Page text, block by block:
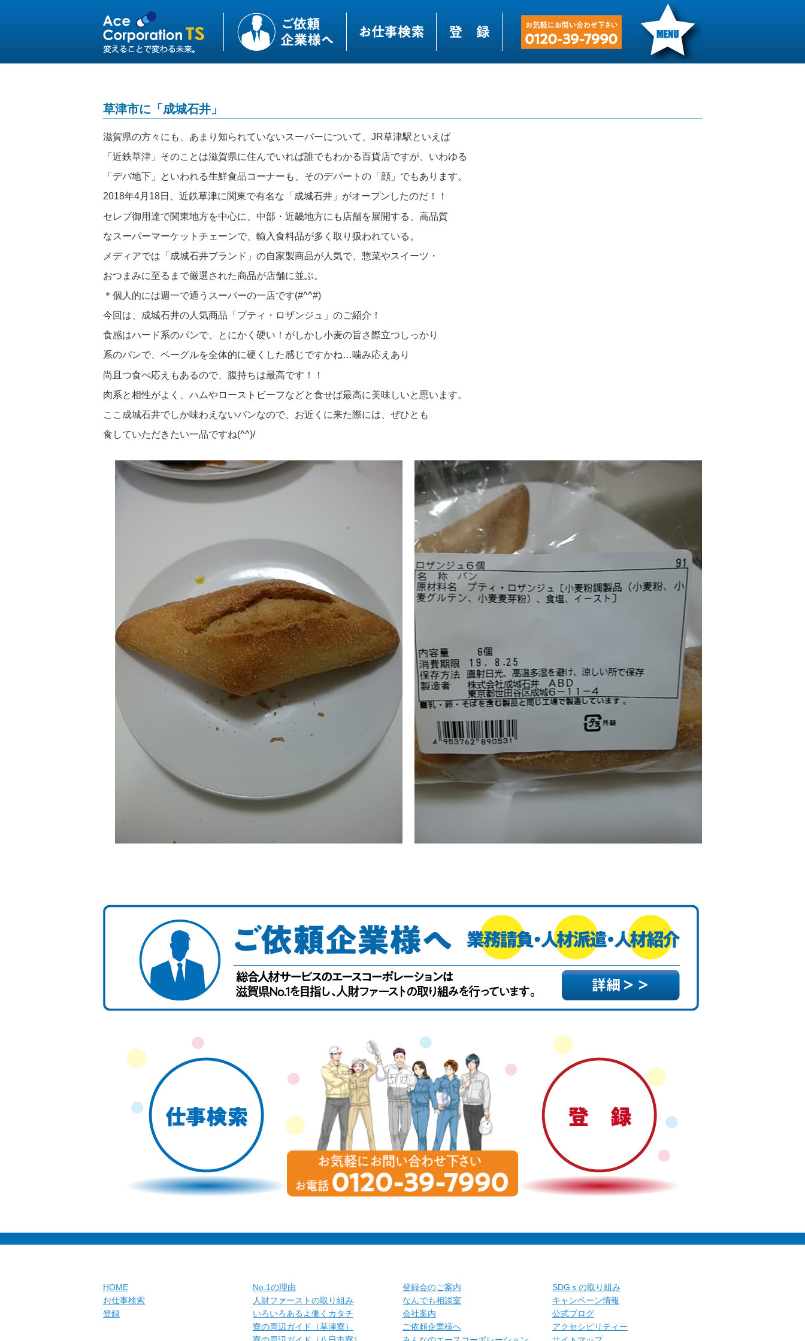
草津市に「成城石井」
滋賀県の方々にも、あまり知られていないスーパーについて、JR草津駅といえば
「近鉄草津」そのことは滋賀県に住んでいれば誰でもわかる百貨店ですが、いわゆる
「デパ地下」といわれる生鮮食品コーナーも、そのデパートの「顔」でもあります。
2018年4月18日、近鉄草津に関東で有名な「成城石井」がオープンしたのだ！！
セレブ御用達で関東地方を中心に、中部・近畿地方にも店舗を展開する、高品質
なスーパーマーケットチェーンで、輸入食料品が多く取り扱われている。
メディアでは「成城石井ブランド」の自家製商品が人気で、惣菜やスイーツ・
おつまみに至るまで厳選された商品が店舗に並ぶ。
＊個人的には週一で通うスーパーの一店です(#^^#)
今回は、成城石井の人気商品「プティ・ロザンジュ」のご紹介！
食感はハード系のパンで、とにかく硬い！がしかし小麦の旨さ際立つしっかり
系のパンで、ベーグルを全体的に硬くした感じですかね…噛み応えあり
尚且つ食べ応えもあるので、腹持ちは最高です！！
肉系と相性がよく、ハムやローストビーフなどと食せば最高に美味しいと思います。
ここ成城石井でしか味わえないパンなので、お近くに来た際には、ぜひとも
食していただきたい一品ですね(^^)/
HOME
お仕事検索
登録
No.1の理由
人財ファーストの取り組み
いろいろあるよ働くカタチ
寮の周辺ガイド（草津寮）
登録会のご案内
なんでも相談室
会社案内
ご依頼企業様へ
SDGｓの取り組み
キャンペーン情報
公式ブログ
アクセシビリティー